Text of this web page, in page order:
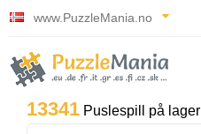
www.PuzzleMania.no
13341 Puslespill på lager